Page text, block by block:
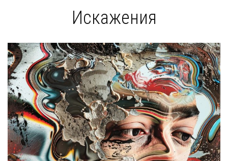
Искажения